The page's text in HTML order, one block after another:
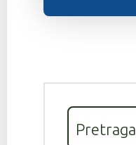
Pretraga